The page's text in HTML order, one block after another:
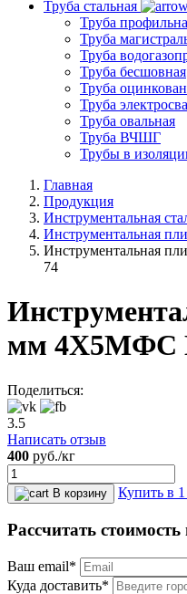
Труба стальная
Труба
Труба
Труба
Труба бесшовная
Труба
Труба
Труба овальная
Труба ВЧШГ
Трубы в
Главная
Продукция
Инструментальная
Инструментальная
Инструментальная
74
мм 4Х5МФС
Поделиться:
3.5
Написать отзыв
400 руб./кг
В корзину Купить в
Рассчитать
Ваш email*
Куда доставить*